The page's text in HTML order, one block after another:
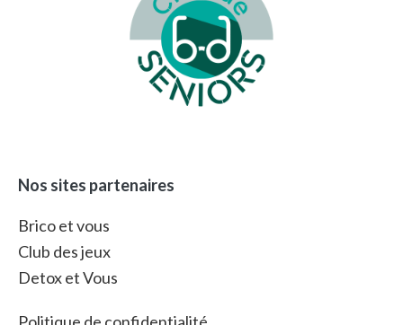
Nos sites partenaires
Brico et vous
Club des jeux
Detox et Vous